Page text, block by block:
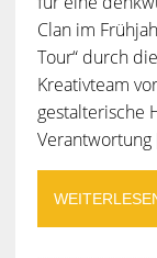
Clan im
Tour“ durch
Kreativteam
gestalterische
Verantwortung